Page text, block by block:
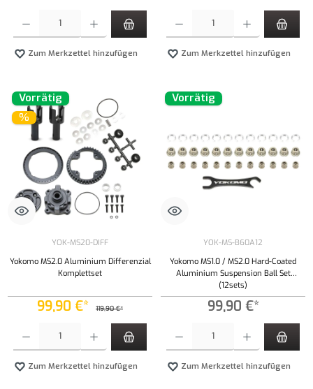
Zum Merkzettel hinzufügen Zum Merkzettel hinzufügen
Vorrätig
%
YOK-MS20-DIFF
Yokomo MS2.0 Aluminium Differenzial
Komplettset
99,90 €* 119,90 €*
Zum Merkzettel hinzufügen
Vorrätig
YOK-MS-B60A12
Yokomo MS1.0 / MS2.0 Hard-Coated
Aluminium Suspension Ball Set
(12sets)
99,90 €*
Zum Merkzettel hinzufügen